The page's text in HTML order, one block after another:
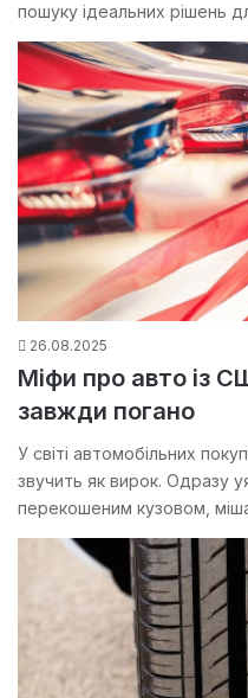
пошуку ідеальних рішень
26.08.2025
Міфи про авто із
завжди погано
У світі автомобільних
звучить як вирок. Одразу
перекошеним кузовом,